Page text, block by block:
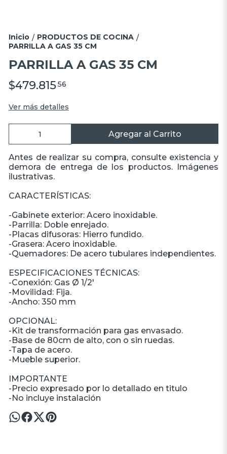
Inicio / PRODUCTOS DE COCINA /
PARRILLA A GAS 35 CM
PARRILLA A GAS 35 CM
$479.81556
Ver más detalles
Agregar al Carrito
Antes de realizar su compra, consulte existencia y
demora de entrega de los productos. Imágenes
ilustrativas.
CARACTERÍSTICAS:
-Gabinete exterior: Acero inoxidable.
-Parrilla: Doble enrejado.
-Placas difusoras: Hierro fundido.
-Grasera: Acero inoxidable.
-Quemadores: De acero tubulares independientes.
ESPECIFICACIONES TÉCNICAS:
-Conexión: Gas Ø 1/2'
-Movilidad: Fija.
-Ancho: 350 mm
OPCIONAL:
-Kit de transformación para gas envasado.
-Base de 80cm de alto, con o sin ruedas.
-Tapa de acero.
-Mueble superior.
IMPORTANTE
-Precio expresado por lo detallado en titulo
-No incluye instalación